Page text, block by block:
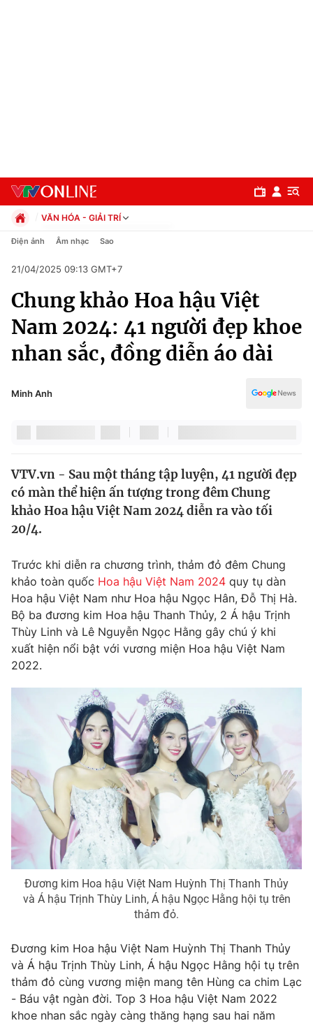
Chuyên mục
Chính trị
Xã hội
Pháp luật
Y tế
Thế giới
Tin tức
Thế giới đó đây
Câu chuyện quốc tế
Kinh tế
Thị trường
Góc doanh nghiệp
Dữ liệu và đời sống
Truyền hình
Phim VTV
Hậu trường
Nhân vật
Giải sao mai
Giải trí
Điện ảnh
Chất lượng cuộc sống
Giáo dục
Học trực tuyến
Công nghệ
Hitech Công nghệ tương lai
Sản phẩm
Thị trường
Tư vấn
Giao lưu trực tuyến
Lịch phát sóng
Chuyên mục khác
Podcast
Photo Infographic
Video Shorts video
VĂN HÓA - GIẢI TRÍ
Chính trị
Pháp luật
Kinh tế
Thể thao
Truyền hình
Văn hóa - Giải trí
Điện ảnh Âm nhạc Sao
21/04/2025 09:13 GMT+7
Chung khảo Hoa hậu Việt
Nam 2024: 41 người đẹp khoe
nhan sắc, đồng diễn áo dài
Minh Anh
VTV.vn - Sau một tháng tập luyện, 41 người đẹp
có màn thể hiện ấn tượng trong đêm Chung
khảo Hoa hậu Việt Nam 2024 diễn ra vào tối
20/4.
Trước khi diễn ra chương trình, thảm đỏ đêm Chung
khảo toàn quốc Hoa hậu Việt Nam 2024 quy tụ dàn
Hoa hậu Việt Nam như Hoa hậu Ngọc Hân, Đỗ Thị Hà.
Bộ ba đương kim Hoa hậu Thanh Thủy, 2 Á hậu Trịnh
Thùy Linh và Lê Nguyễn Ngọc Hằng gây chú ý khi
xuất hiện nổi bật với vương miện Hoa hậu Việt Nam
2022.
Đương kim Hoa hậu Việt Nam Huỳnh Thị Thanh Thủy
và Á hậu Trịnh Thùy Linh, Á hậu Ngọc Hằng hội tụ trên
thảm đỏ.
Đương kim Hoa hậu Việt Nam Huỳnh Thị Thanh Thủy
và Á hậu Trịnh Thùy Linh, Á hậu Ngọc Hằng hội tụ trên
thảm đỏ cùng vương miện mang tên Hùng ca chim Lạc
- Báu vật ngàn đời. Top 3 Hoa hậu Việt Nam 2022
khoe nhan sắc ngày càng thăng hạng sau hai năm